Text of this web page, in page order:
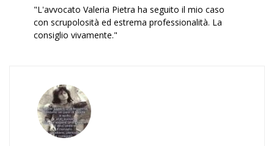
"L'avvocato Valeria Pietra ha seguito il mio caso
con scrupolosità ed estrema professionalità. La
consiglio vivamente."